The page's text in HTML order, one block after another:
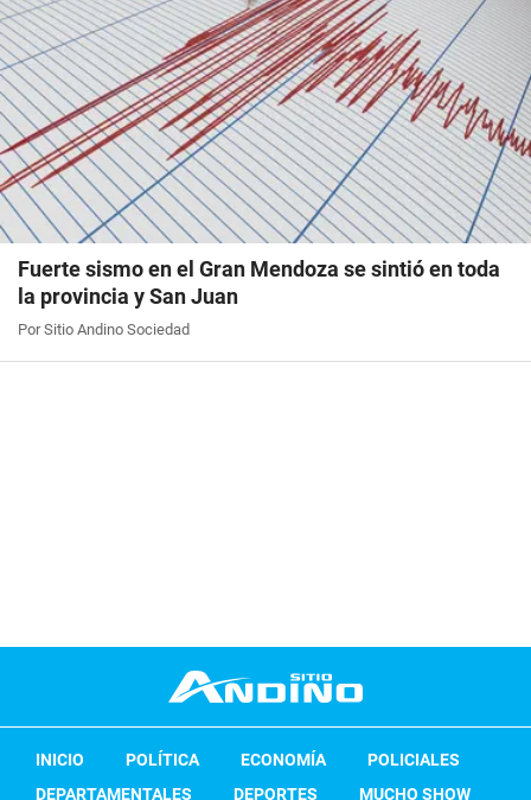
Fuerte sismo en el Gran Mendoza se sintió en toda
la provincia y San Juan
Por Sitio Andino Sociedad
INICIO POLÍTICA ECONOMÍA
POLICIALES
DEPARTAMENTALES
DEPORTES MUCHO SHOW